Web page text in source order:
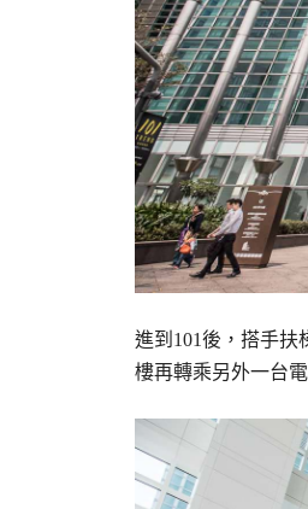
進到101後，搭手扶
樓再轉乘另外一台